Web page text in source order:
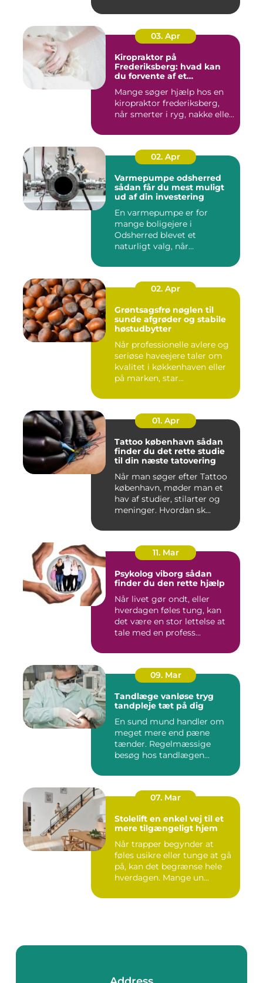
03. Apr
Kiropraktor på
Frederiksberg: hvad kan
du forvente af et
Mange søger hjælp hos en
kiropraktor frederiksberg,
når smerter i ryg, nakke elle...
02. Apr
Varmepumpe odsherred
sådan får du mest muligt
ud af din investering
En varmepumpe er for
mange boligejere i
Odsherred blevet et
naturligt valg, når
02. Apr
Grøntsagsfrø nøglen til
sunde afgrøder og stabile
høstudbytter
Når professionelle avlere og
seriøse haveejere taler om
kvalitet i køkkenhaven eller
på marken, star...
01. Apr
Tattoo københavn sådan
finder du det rette studie
til din næste tatovering
Når man søger efter Tattoo
københavn, møder man et
hav af studier, stilarter og
meninger. Hvordan sk...
11. Mar
Psykolog viborg sådan
finder du den rette hjælp
Når livet gør ondt, eller
hverdagen føles tung, kan
det være en stor lettelse at
tale med en profess...
09. Mar
Tandlæge vanløse tryg
tandpleje tæt på dig
En sund mund handler om
meget mere end pæne
tænder. Regelmæssige
besøg hos tandlægen
07. Mar
Stolelift en enkel vej til et
mere tilgængeligt hjem
Når trapper begynder at
føles usikre eller tunge at gå
på, kan det begrænse hele
hverdagen. Mange un...